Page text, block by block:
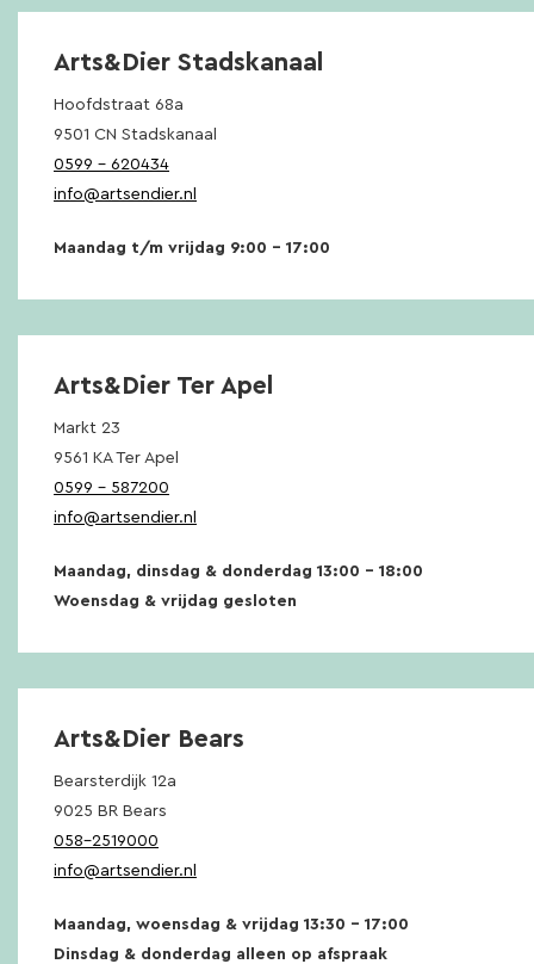
Arts&Dier Stadskanaal
Hoofdstraat 68a
9501 CN Stadskanaal
0599 – 620434
info@artsendier.nl
Maandag t/m vrijdag 9:00 – 17:00
Arts&Dier Ter Apel
Markt 23
9561 KA Ter Apel
0599 – 587200
info@artsendier.nl
Maandag, dinsdag & donderdag 13:00 – 18:00
Woensdag & vrijdag gesloten
Arts&Dier Bears
Bearsterdijk 12a
9025 BR Bears
058-2519000
info@artsendier.nl
Maandag, woensdag & vrijdag 13:30 – 17:00
Dinsdag & donderdag alleen op afspraak